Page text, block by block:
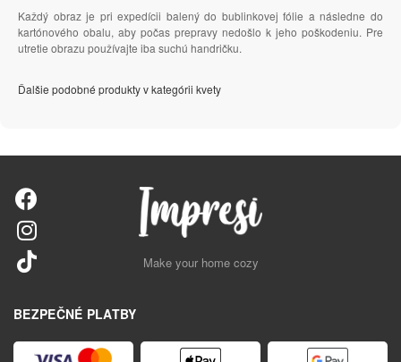
Každý obraz je pri expedícii balený do bublinkovej fólie a následne do
kartónového obalu, aby počas prepravy nedošlo k jeho poškodeniu. Pre
utretie obrazu používajte iba suchú handričku.
Ďalšie podobné produkty v kategórii kvety
Make your home cozy
BEZPEČNÉ PLATBY